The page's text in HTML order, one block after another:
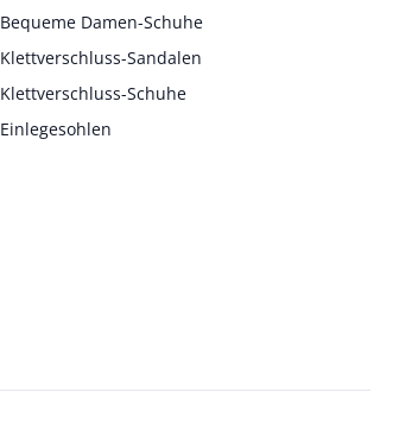
Bequeme Damen-Schuhe
Klettverschluss-Sandalen
Klettverschluss-Schuhe
Einlegesohlen